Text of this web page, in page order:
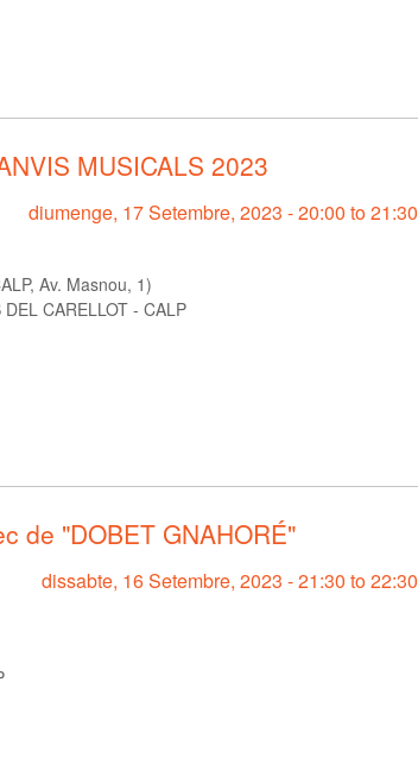
MUSICALS 2023
diumenge, 17 Setembre, 2023 -20:00 to21:30
Av. Masnou, 1)
CARELLOT - CALP
de "DOBET GNAHORÉ"
dissabte, 16 Setembre, 2023 -21:30 to22:30